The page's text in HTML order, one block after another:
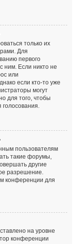
только их
Для
первого
ним. Если никто не
или
если кто-то уже
могут
для того, чтобы
голосования.
пользователям
такие форумы,
другие
разрешение.
конференции для
на уровне
конференции